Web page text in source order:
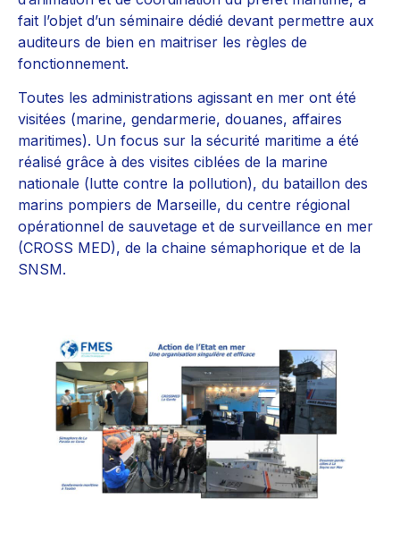
fait l’objet d’un séminaire dédié devant permettre aux
auditeurs de bien en maitriser les règles de
fonctionnement.
Toutes les administrations agissant en mer ont été
visitées (marine, gendarmerie, douanes, affaires
maritimes). Un focus sur la sécurité maritime a été
réalisé grâce à des visites ciblées de la marine
nationale (lutte contre la pollution), du bataillon des
marins pompiers de Marseille, du centre régional
opérationnel de sauvetage et de surveillance en mer
(CROSS MED), de la chaine sémaphorique et de la
SNSM.